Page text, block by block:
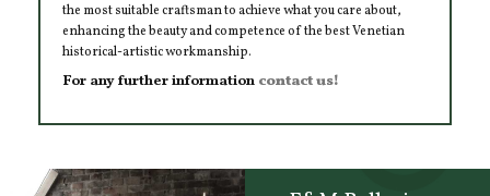
the most suitable craftsman to achieve what you care about,
enhancing the beauty and competence of the best Venetian
historical-artistic workmanship.
For any further information contact us!